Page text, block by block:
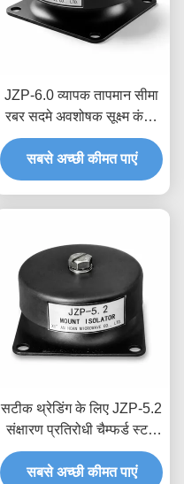
JZP-6.0 व्यापक तापमान सीमा
रबर सदमे अवशोषक सूक्ष्म कंपन
फिल्टरिंग डिमपर सटीक उपकरण
के लिए
सबसे अच्छी कीमत पाएं
सटीक थ्रेडिंग के लिए JZP-5.2
संक्षारण प्रतिरोधी चैम्फर्ड स्टड
रबर कंपन आइसोलेटर माउंट
शॉक अवशोषक माउंट
सबसे अच्छी कीमत पाएं